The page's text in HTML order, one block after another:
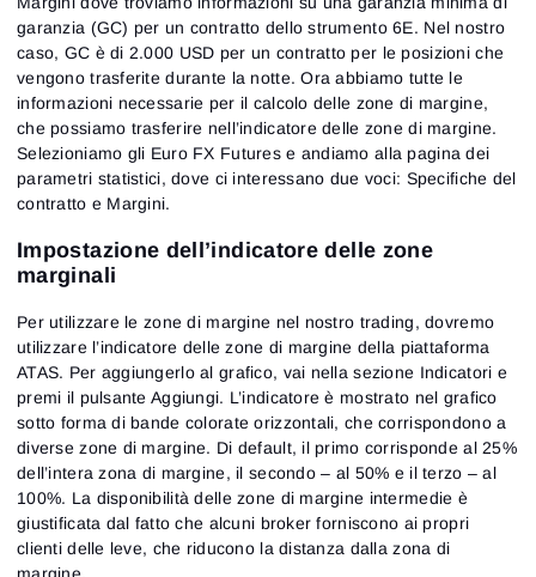
garanzia (GC) per un contratto dello strumento 6E. Nel nostro
caso, GC è di 2.000 USD per un contratto per le posizioni che
vengono trasferite durante la notte. Ora abbiamo tutte le
informazioni necessarie per il calcolo delle zone di margine,
che possiamo trasferire nell’indicatore delle zone di margine.
Selezioniamo gli Euro FX Futures e andiamo alla pagina dei
parametri statistici, dove ci interessano due voci: Specifiche del
contratto e Margini.
Impostazione dell’indicatore delle zone
marginali
Per utilizzare le zone di margine nel nostro trading, dovremo
utilizzare l’indicatore delle zone di margine della piattaforma
ATAS. Per aggiungerlo al grafico, vai nella sezione Indicatori e
premi il pulsante Aggiungi. L’indicatore è mostrato nel grafico
sotto forma di bande colorate orizzontali, che corrispondono a
diverse zone di margine. Di default, il primo corrisponde al 25%
dell’intera zona di margine, il secondo – al 50% e il terzo – al
100%. La disponibilità delle zone di margine intermedie è
giustificata dal fatto che alcuni broker forniscono ai propri
clienti delle leve, che riducono la distanza dalla zona di
margine.